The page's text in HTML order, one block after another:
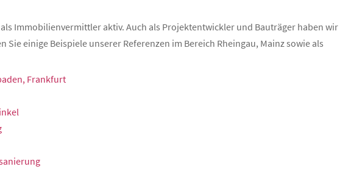
Immobilienvermittler aktiv. Auch als Projektentwickler und Bauträger haben wir
einige Beispiele unserer Referenzen im Bereich Rheingau, Mainz sowie als
Frankfurt